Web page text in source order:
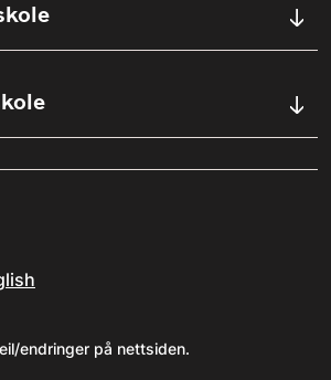
i media
for ONF
endringer på nettsiden.